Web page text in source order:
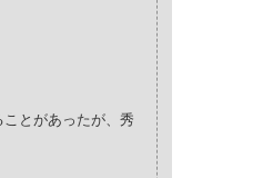
とがあったが、秀